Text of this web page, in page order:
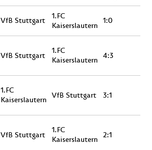
VfB Stuttgart
1.FC
Kaiserslautern
1:0
VfB Stuttgart
1.FC
Kaiserslautern 4:3
1.FC
Kaiserslautern VfB Stuttgart 3:1
VfB Stuttgart
1.FC
Kaiserslautern
2:1